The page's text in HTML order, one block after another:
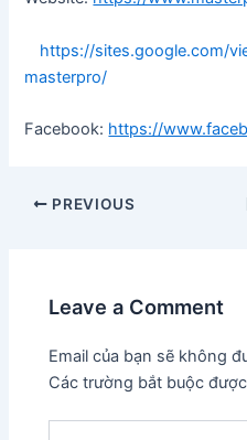
https://sites.google.com/
masterpro/
Facebook: https://
Post
PREVIOUS
Leave a Comment
Email của bạn sẽ không
Các trường bắt buộc